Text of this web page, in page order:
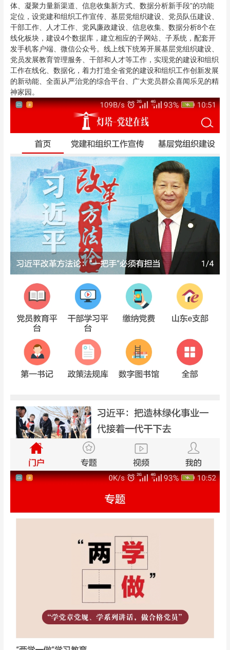
体、凝聚力量新渠道、信息收集新方式、数据分析新手段”的功能
定位，设党建和组织工作宣传、基层党组织建设、党员队伍建设、
干部工作、人才工作、党风廉政建设、信息收集、数据分析8个在
线化板块，建设4个数据库，建立相应的子网站、子系统，配套开
发手机客户端、微信公众号。线上线下统筹开展基层党组织建设、
党员发展教育管理服务、干部和人才等工作，实现党的建设和组织
工作在线化、数据化，着力打造全省党的建设和组织工作创新发展
的新动能、全面从严治党的综合平台、广大党员群众喜闻乐见的精
神家园。